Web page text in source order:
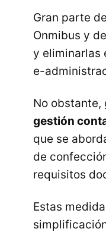
Gran parte
Onmibus y
y eliminarlas
e-
No obstante,
gestión
que se
de
requisitos
Estas